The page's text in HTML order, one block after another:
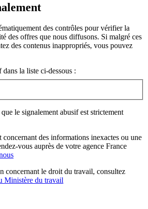
des contrôles pour vérifier la
des offres que nous diffusons. Si malgré ces
des contenus inappropriés, vous pouvez
la liste ci-dessous :
le signalement abusif est strictement
concernant des informations inexactes ou une
vous auprès de votre agence France
concernant le droit du travail, consultez
Ministère du travail